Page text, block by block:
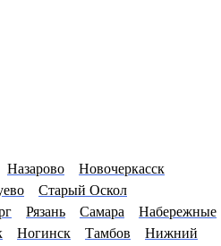
Назарово
Новочеркасск
Старый Оскол
Рязань Самара
Набережные
Ногинск Тамбов
Нижний